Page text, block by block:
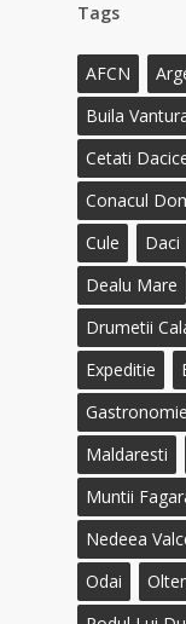
Tags
AFCN
Buila
Cetati
Conacul
Cule
Daci
Dealu Mare
Drumetii
Expeditie
Gastronomie
Maldaresti
Muntii
Nedeea
Odai